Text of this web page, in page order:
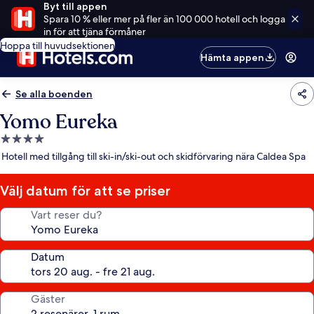
Byt till appen
Spara 10 % eller mer på fler än 100 000 hotell och logga
in för att tjäna förmåner
Hoppa till huvudsektionen
Hämta appen
Se alla boenden
Yomo Eureka
4.0-
stjärnigt
Hotell med tillgång till ski-in/ski-out och skidförvaring nära Caldea Spa
Välj datum för att se priser
Vart reser du?
Datum
Gäster